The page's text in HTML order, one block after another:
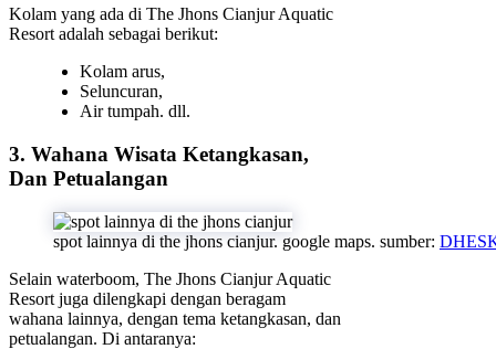
Kolam yang ada di The Jhons Cianjur Aquatic
Resort adalah sebagai berikut:
Kolam arus,
Seluncuran,
Air tumpah. dll.
3. Wahana Wisata Ketangkasan,
Dan Petualangan
spot lainnya di the jhons cianjur. google maps. sumber:
Selain waterboom, The Jhons Cianjur Aquatic
Resort juga dilengkapi dengan beragam
wahana lainnya, dengan tema ketangkasan, dan
petualangan. Di antaranya: